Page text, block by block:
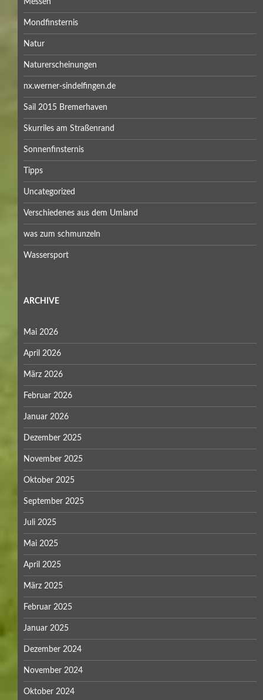
Messen
Mondfinsternis
Natur
Naturerscheinungen
nx.werner-sindelfingen.de
Sail 2015 Bremerhaven
Skurriles am Straßenrand
Sonnenfinsternis
Tipps
Uncategorized
Verschiedenes aus dem Umland
was zum schmunzeln
Wassersport
ARCHIVE
Mai 2026
April 2026
März 2026
Februar 2026
Januar 2026
Dezember 2025
November 2025
Oktober 2025
September 2025
Juli 2025
Mai 2025
April 2025
März 2025
Februar 2025
Januar 2025
Dezember 2024
November 2024
Oktober 2024